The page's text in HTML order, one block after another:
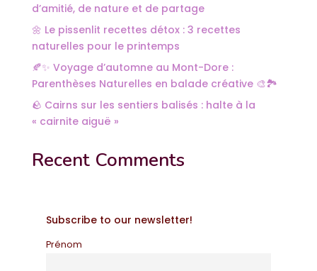
d’amitié, de nature et de partage
🌼 Le pissenlit recettes détox : 3 recettes
naturelles pour le printemps
🍂✨ Voyage d’automne au Mont-Dore :
Parenthèses Naturelles en balade créative 🎨🏞️
🪨 Cairns sur les sentiers balisés : halte à la
« cairnite aiguë »
Recent Comments
Subscribe to our newsletter!
Prénom